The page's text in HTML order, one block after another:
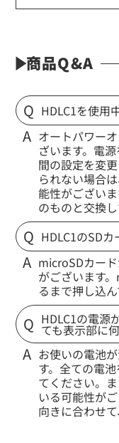
商品Q&A
HDLC1を使用
オートパワー
ざいます。電
間の設定を変
られない場合
能性がござい
のものと交換
HDLC1のSDカ
microSDカー
がございます
るまで押し込ん
HDLC1の電源
ても表示部に
お使いの電池
す。全ての電
てください。
いる可能性が
向きに合わせ